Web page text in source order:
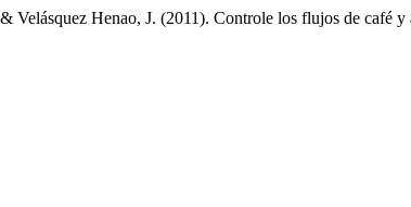
Henao, J. (2011). Controle los flujos de café y